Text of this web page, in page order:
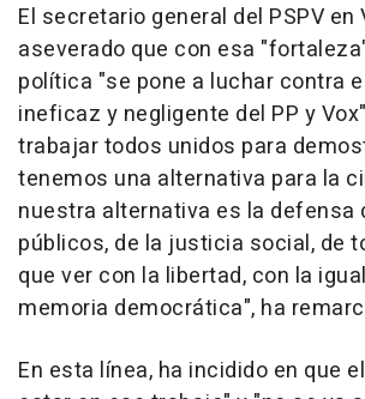
El secretario general del PSPV en
aseverado que con esa
política "se pone a luchar contra
ineficaz y negligente del PP y
trabajar todos unidos para
tenemos una alternativa para la
nuestra alternativa es la defensa
públicos, de la justicia social, de
que ver con la libertad, con la
memoria democrática", ha
En esta línea, ha incidido en que